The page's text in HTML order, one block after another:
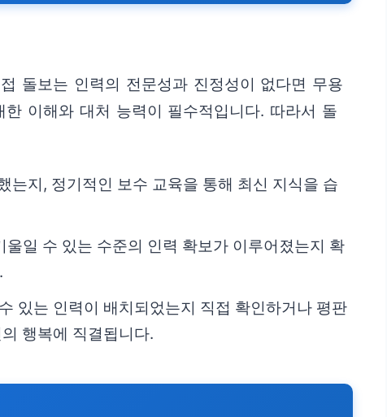
돌보는 인력의 전문성과 진정성이 없다면 무용
이해와 대처 능력이 필수적입니다. 따라서 돌
는지, 정기적인 보수 교육을 통해 최신 지식을 습
일 수 있는 수준의 인력 확보가 이루어졌는지 확
있는 인력이 배치되었는지 직접 확인하거나 평판
행복에 직결됩니다.